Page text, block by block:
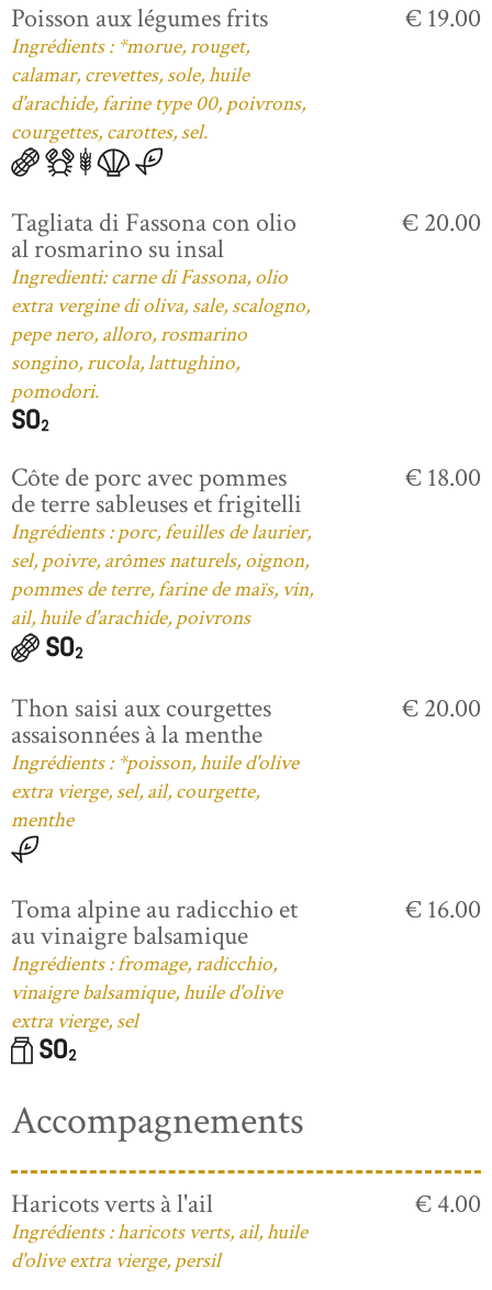
Poisson aux légumes frits
Ingrédients : *morue, rouget,
calamar, crevettes, sole, huile
d'arachide, farine type 00, poivrons,
courgettes, carottes, sel.
€ 19.00
Tagliata di Fassona con olio
al rosmarino su insal
Ingredienti: carne di Fassona, olio
extra vergine di oliva, sale, scalogno,
pepe nero, alloro, rosmarino
songino, rucola, lattughino,
pomodori.
€ 20.00
Côte de porc avec pommes
de terre sableuses et frigitelli
Ingrédients : porc, feuilles de laurier,
sel, poivre, arômes naturels, oignon,
pommes de terre, farine de maïs, vin,
ail, huile d'arachide, poivrons
€ 18.00
Thon saisi aux courgettes
assaisonnées à la menthe
Ingrédients : *poisson, huile d'olive
extra vierge, sel, ail, courgette,
menthe
€ 20.00
Toma alpine au radicchio et
au vinaigre balsamique
Ingrédients : fromage, radicchio,
vinaigre balsamique, huile d'olive
extra vierge, sel
€ 16.00
Accompagnements
Haricots verts à l'ail
Ingrédients : haricots verts, ail, huile
d'olive extra vierge, persil
€ 4.00